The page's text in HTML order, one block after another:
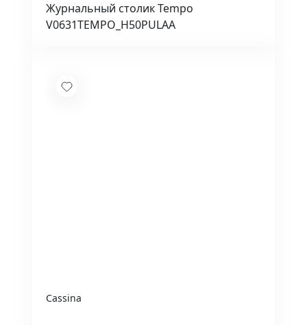
Журнальный столик Tempo
V0631TEMPO_H50PULAA
Cassina